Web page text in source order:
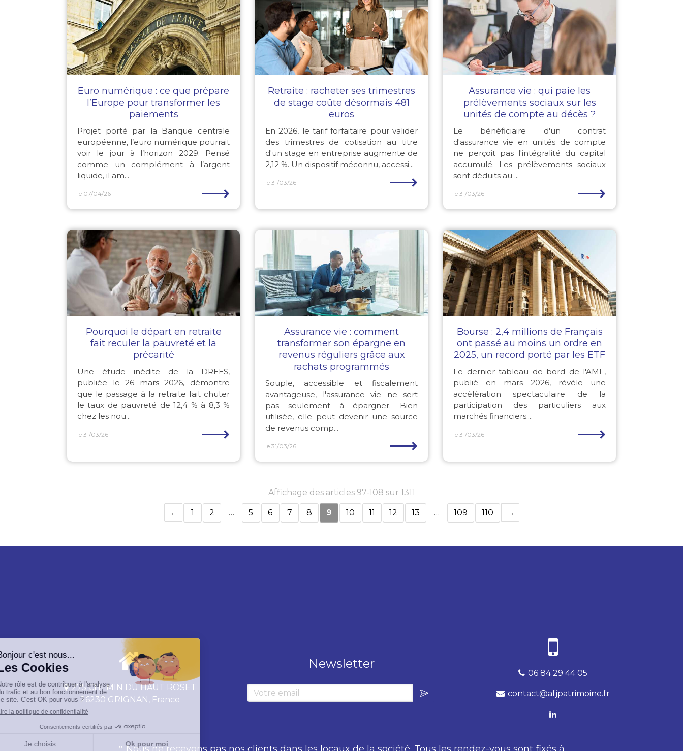
Euro numérique : ce que prépare
l’Europe pour transformer les
paiements
Projet porté par la Banque centrale
européenne, l’euro numérique pourrait
voir le jour à l’horizon 2029. Pensé
comme un complément à l’argent
liquide, il am...
le 07/04/26 ⟶
Retraite : racheter ses trimestres
de stage coûte désormais 481
euros
En 2026, le tarif forfaitaire pour valider
des trimestres de cotisation au titre
d'un stage en entreprise augmente de
2,12 %. Un dispositif méconnu, accessi...
le 31/03/26 ⟶
Assurance vie : qui paie les
prélèvements sociaux sur les
unités de compte au décès ?
Le bénéficiaire d'un contrat
d'assurance vie en unités de compte
ne perçoit pas l'intégralité du capital
accumulé. Les prélèvements sociaux
sont déduits au ...
le 31/03/26 ⟶
Pourquoi le départ en retraite
fait reculer la pauvreté et la
précarité
Une étude inédite de la DREES,
publiée le 26 mars 2026, démontre
que le passage à la retraite fait chuter
le taux de pauvreté de 12,4 % à 8,3 %
chez les nou...
le 31/03/26 ⟶
Assurance vie : comment
transformer son épargne en
revenus réguliers grâce aux
rachats programmés
Souple, accessible et fiscalement
avantageuse, l'assurance vie ne sert
pas seulement à épargner. Bien
utilisée, elle peut devenir une source
de revenus comp...
le 31/03/26 ⟶
Bourse : 2,4 millions de Français
ont passé au moins un ordre en
2025, un record porté par les ETF
Le dernier tableau de bord de l'AMF,
publié en mars 2026, révèle une
accélération spectaculaire de la
participation des particuliers aux
marchés financiers....
le 31/03/26 ⟶
Affichage des articles 97-108 sur 1311
1 2 … 5 6 7 8 9 10 11 12 13 … 109 110
275 CHEMIN DU HAUT ROSET
26230 GRIGNAN, France
Newsletter
Votre email
06 84 29 44 05
contact@afjpatrimoine.fr
‟